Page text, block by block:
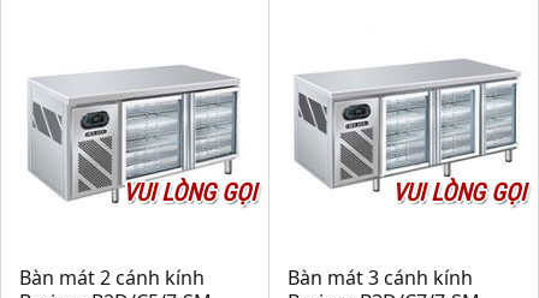
VUI LÒNG GỌI
Bàn mát 2 cánh kính
VUI LÒNG GỌI
Bàn mát 3 cánh kính